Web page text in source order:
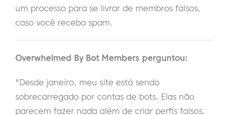
um processo para se livrar de membros falsos,
caso você receba spam.
Overwhelmed By Bot Members perguntou:
"Desde janeiro, meu site está sendo
sobrecarregado por contas de bots. Elas não
parecem fazer nada além de criar perfis falsos.